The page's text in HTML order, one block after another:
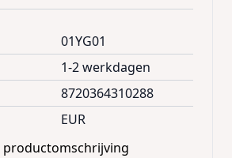
01YG01
1-2 werkdagen
8720364310288
EUR
productomschrijving